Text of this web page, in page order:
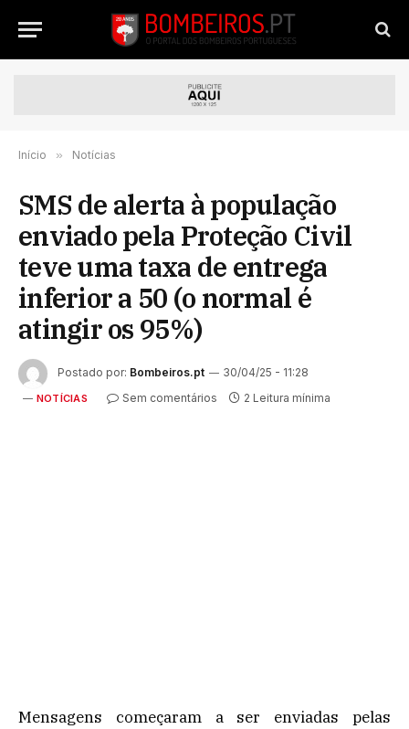
Início » Notícias
SMS de alerta à população
enviado pela Proteção Civil
teve uma taxa de entrega
inferior a 50 (o normal é
atingir os 95%)
Postado por: Bombeiros.pt 30/04/25 - 11:28
NOTÍCIAS Sem comentários 2 Leitura mínima
Mensagens começaram a ser enviadas pelas